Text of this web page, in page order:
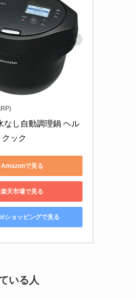
なし自動調理鍋 ヘル
ック
Amazonで見る
楽天市場で見る
ショッピングで見る
いる人